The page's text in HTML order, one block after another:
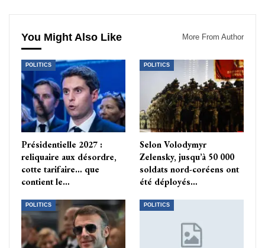
You Might Also Like More From Author
POLITICS
Présidentielle 2027 :
reliquaire aux désordre,
cotte tarifaire… que
contient le…
POLITICS
Selon Volodymyr
Zelensky, jusqu’à 50 000
soldats nord-coréens ont
été déployés…
POLITICS POLITICS